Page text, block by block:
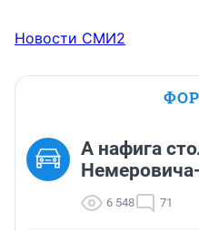
Новости СМИ2
А нафига
6 548 71